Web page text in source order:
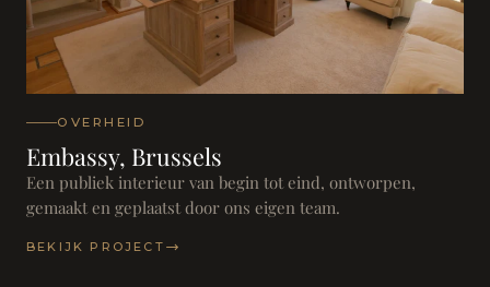
OVERHEID
Embassy, Brussels
Een publiek interieur van begin tot eind, ontworpen,
gemaakt en geplaatst door ons eigen team.
BEKIJK PROJECT